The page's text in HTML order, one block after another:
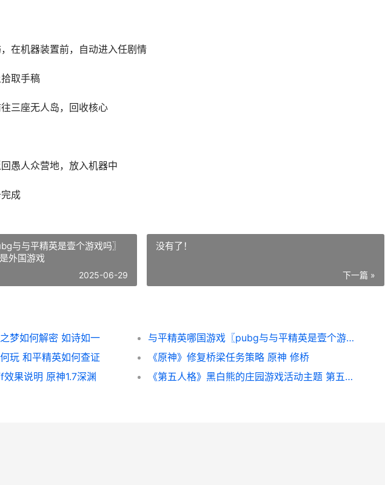
在机器装置前，自动进入任剧情
取手稿
三座无人岛，回收核心
愚人众营地，放入机器中
成
与与平精英是壹个游戏吗〗
外国游戏
2025-06-29
没有了！
下一篇 »
梦如何解密 如诗如一
与平精英哪国游戏〖pubg与与平精英是壹个游戏吗〗 和平精英是中国游戏还是外国游戏
玩 和平精英如何查证
《原神》修复桥梁任务策略 原神 修桥
果说明 原神1.7深渊
《第五人格》黑白熊的庄园游戏活动主题 第五人格黑白无常